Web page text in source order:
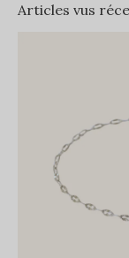
Articles vus